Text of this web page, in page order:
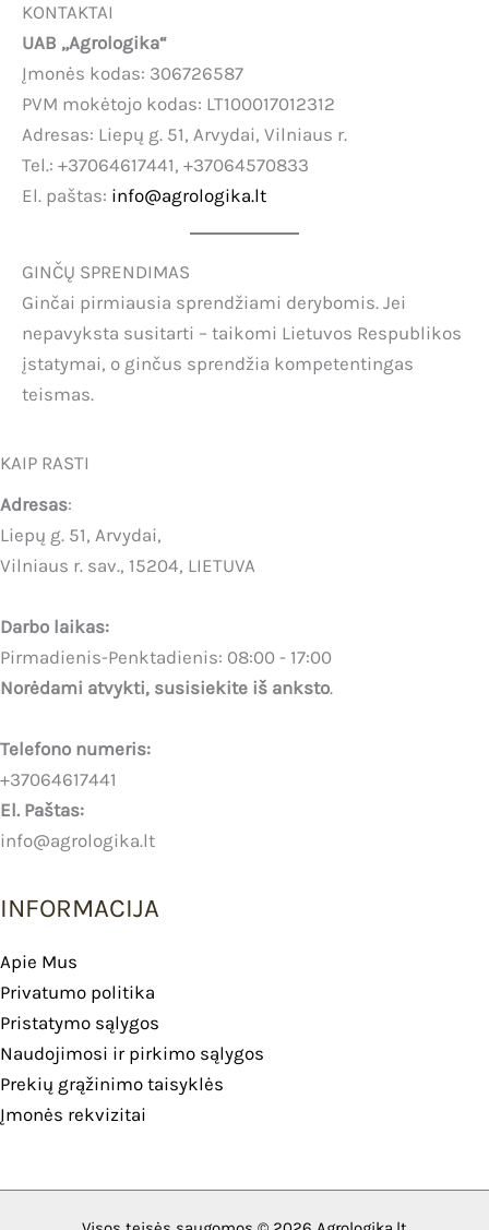
KONTAKTAI
UAB „Agrologika“
Įmonės kodas: 306726587
PVM mokėtojo kodas: LT100017012312
Adresas: Liepų g. 51, Arvydai, Vilniaus r.
Tel.: +37064617441, +37064570833
El. paštas: info@agrologika.lt
GINČŲ SPRENDIMAS
Ginčai pirmiausia sprendžiami derybomis. Jei
nepavyksta susitarti – taikomi Lietuvos Respublikos
įstatymai, o ginčus sprendžia kompetentingas
teismas.
KAIP RASTI
Adresas:
Liepų g. 51, Arvydai,
Vilniaus r. sav., 15204, LIETUVA
Darbo laikas:
Pirmadienis-Penktadienis: 08:00 - 17:00
Norėdami atvykti, susisiekite iš anksto.
Telefono numeris:
+37064617441
El. Paštas:
info@agrologika.lt
INFORMACIJA
Apie Mus
Privatumo politika
Pristatymo sąlygos
Naudojimosi ir pirkimo sąlygos
Prekių grąžinimo taisyklės
Įmonės rekvizitai